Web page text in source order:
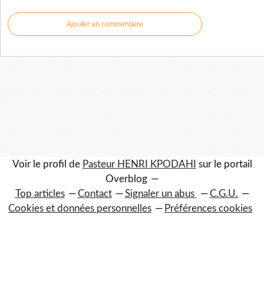
Ajouter un commentaire
Voir le profil de Pasteur HENRI KPODAHI
sur le portail
Overblog
Top articles
Contact Signaler un abus
C.G.U.
Cookies et données personnelles
Préférences cookies